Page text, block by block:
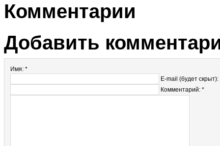
Комментарии
Добавить
Имя: *
E-mail (будет скрыт):
Комментарий: *